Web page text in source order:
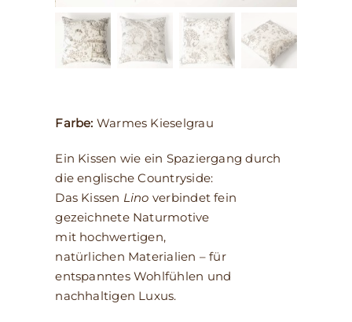
Farbe: Warmes Kieselgrau
Ein Kissen wie ein Spaziergang durch
die englische Countryside:
Das Kissen Lino verbindet fein
gezeichnete Naturmotive
mit hochwertigen,
natürlichen Materialien – für
entspanntes Wohlfühlen und
nachhaltigen Luxus.